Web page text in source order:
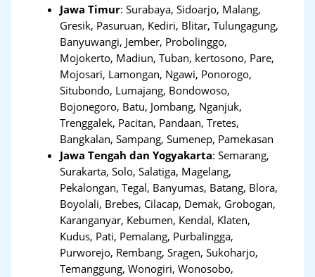
Jawa Timur:Surabaya, Sidoarjo, Malang,
Gresik, Pasuruan, Kediri, Blitar, Tulungagung,
Banyuwangi, Jember, Probolinggo,
Mojokerto, Madiun, Tuban, kertosono, Pare,
Mojosari, Lamongan, Ngawi, Ponorogo,
Situbondo, Lumajang, Bondowoso,
Bojonegoro, Batu, Jombang, Nganjuk,
Trenggalek, Pacitan, Pandaan, Tretes,
Bangkalan, Sampang, Sumenep, Pamekasan
Jawa Tengah dan Yogyakarta:Semarang,
Surakarta, Solo, Salatiga, Magelang,
Pekalongan, Tegal, Banyumas, Batang, Blora,
Boyolali, Brebes, Cilacap, Demak, Grobogan,
Karanganyar, Kebumen, Kendal, Klaten,
Kudus, Pati, Pemalang, Purbalingga,
Purworejo, Rembang, Sragen, Sukoharjo,
Temanggung, Wonogiri, Wonosobo,